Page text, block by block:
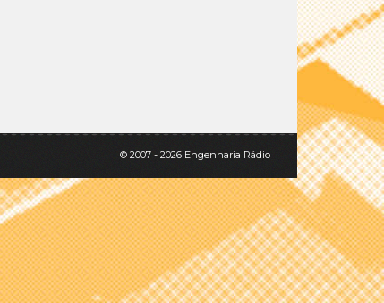
© 2007 - 2026 Engenharia Rádio